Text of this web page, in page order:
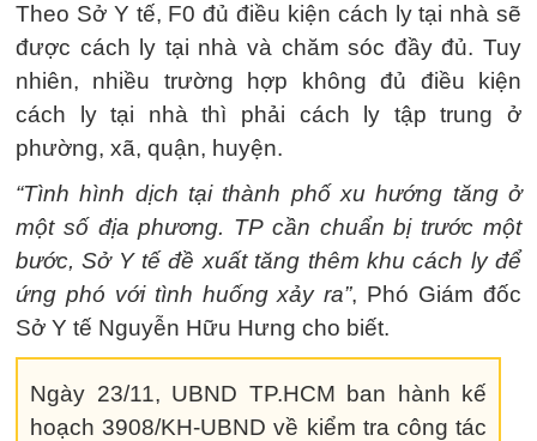
Theo Sở Y tế, F0 đủ điều kiện cách ly tại nhà sẽ
được cách ly tại nhà và chăm sóc đầy đủ. Tuy
nhiên, nhiều trường hợp không đủ điều kiện
cách ly tại nhà thì phải cách ly tập trung ở
phường, xã, quận, huyện.
“Tình hình dịch tại thành phố xu hướng tăng ở
một số địa phương. TP cần chuẩn bị trước một
bước, Sở Y tế đề xuất tăng thêm khu cách ly để
ứng phó với tình huống xảy ra”, Phó Giám đốc
Sở Y tế Nguyễn Hữu Hưng cho biết.
Ngày 23/11, UBND TP.HCM ban hành kế
hoạch 3908/KH-UBND về kiểm tra công tác